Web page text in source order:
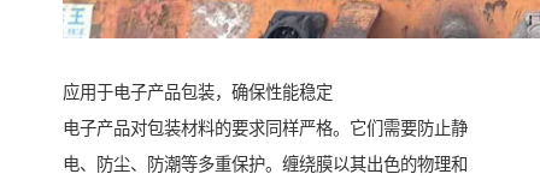
应用于电子产品包装，确保性能稳定
电子产品对包装材料的要求同样严格。它们需要防止静
电、防尘、防潮等多重保护。缠绕膜以其出色的物理和